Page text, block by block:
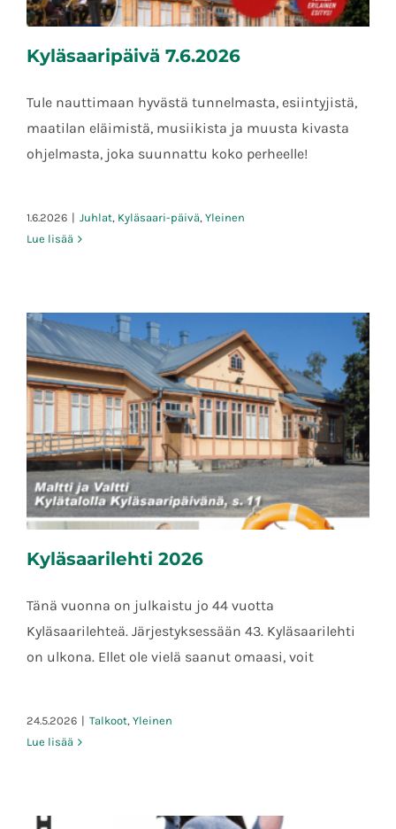
Kyläsaaripäivä 7.6.2026
Kyläsaaripäivä 7.6.2026
Tule nauttimaan hyvästä tunnelmasta, esiintyjistä,
maatilan eläimistä, musiikista ja muusta kivasta
ohjelmasta, joka suunnattu koko perheelle!
1.6.2026 | Juhlat, Kyläsaari-päivä, Yleinen
Lue lisää
Kyläsaarilehti 2026
Kyläsaarilehti 2026
Tänä vuonna on julkaistu jo 44 vuotta
Kyläsaarilehteä. Järjestyksessään 43. Kyläsaarilehti
on ulkona. Ellet ole vielä saanut omaasi, voit
24.5.2026 | Talkoot, Yleinen
Lue lisää